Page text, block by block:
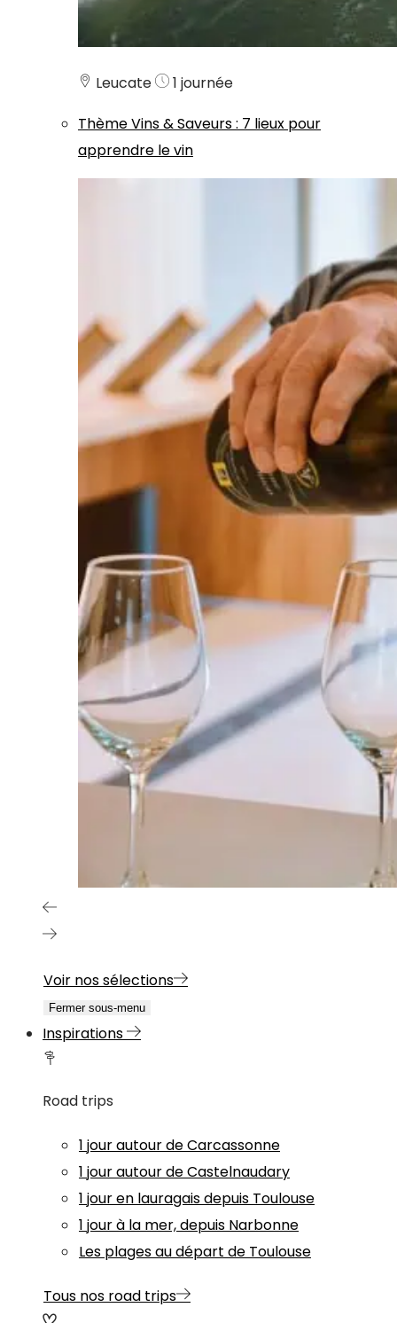
Leucate
1 journée
ThèmeVins & Saveurs: 7 lieux pour
apprendre le vin
Voir nos sélections
Fermer sous-menu
Inspirations
Road trips
1 jour autour de Carcassonne
1 jour autour de Castelnaudary
1 jour en lauragais depuis Toulouse
1 jour à la mer, depuis Narbonne
Les plages au départ de Toulouse
Tous nos road trips